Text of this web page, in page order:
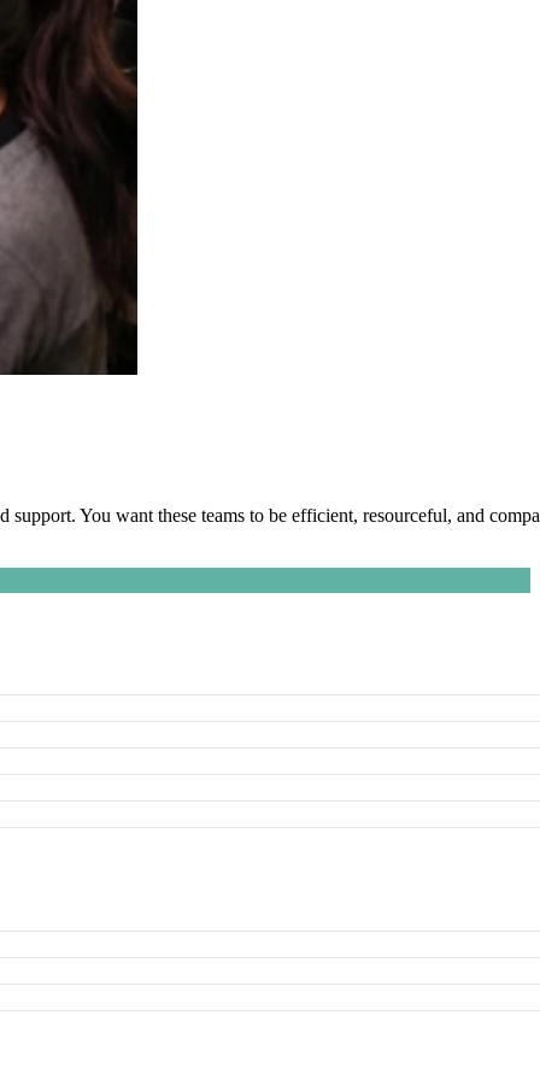
You want these teams to be efficient, resourceful, and